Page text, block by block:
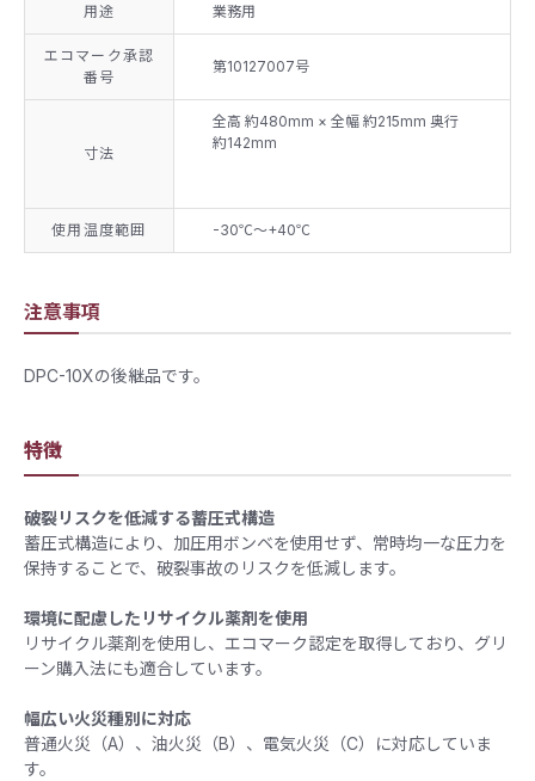
用途 業務用
エコマーク承認
番号
第10127007号
寸法
全高 約480mm × 全幅 約215mm 奥行
約142mm
使用温度範囲 -30℃～+40℃
注意事項
DPC-10Xの後継品です。
特徴
破裂リスクを低減する蓄圧式構造
蓄圧式構造により、加圧用ボンベを使用せず、常時均一な圧力を
保持することで、破裂事故のリスクを低減します。
環境に配慮したリサイクル薬剤を使用
リサイクル薬剤を使用し、エコマーク認定を取得しており、グリ
ーン購入法にも適合しています。
幅広い火災種別に対応
普通火災（A）、油火災（B）、電気火災（C）に対応していま
す。